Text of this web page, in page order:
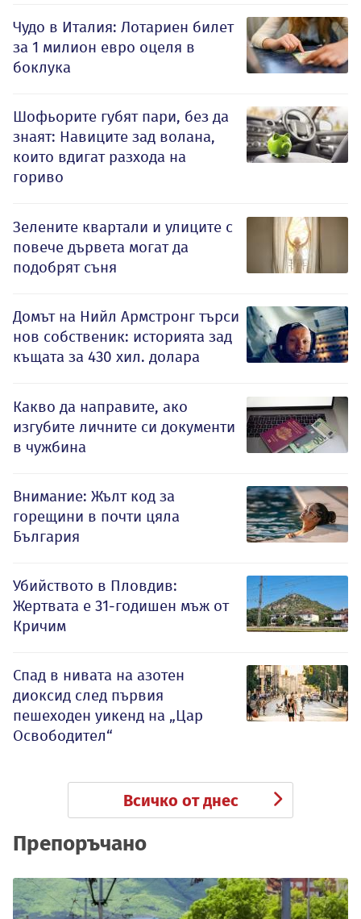
Чудо в Италия: Лотариен билет
за 1 милион евро оцеля в
боклука
Шофьорите губят пари, без да
знаят: Навиците зад волана,
които вдигат разхода на
гориво
Зелените квартали и улиците с
повече дървета могат да
подобрят съня
Домът на Нийл Армстронг търси
нов собственик: историята зад
къщата за 430 хил. долара
Какво да направите, ако
изгубите личните си документи
в чужбина
Внимание: Жълт код за
горещини в почти цяла
България
Убийството в Пловдив:
Жертвата е 31-годишен мъж от
Кричим
Спад в нивата на азотен
диоксид след първия
пешеходен уикенд на „Цар
Освободител“
Всичко от днес
Препоръчано